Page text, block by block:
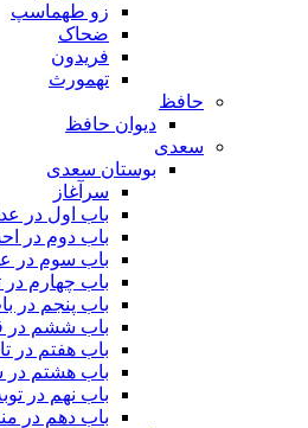
زو طهماسپ‏
ضحاک
فریدون
تهمورث
حافظ
دیوان حافظ
سعدی
بوستان سعدی
سرآغاز
باب اول در عدل
باب دوم در
باب سوم در
باب چهارم در
باب پنجم در
باب ششم در
باب هفتم در
باب هشتم در
باب نهم در توبه
باب دهم در